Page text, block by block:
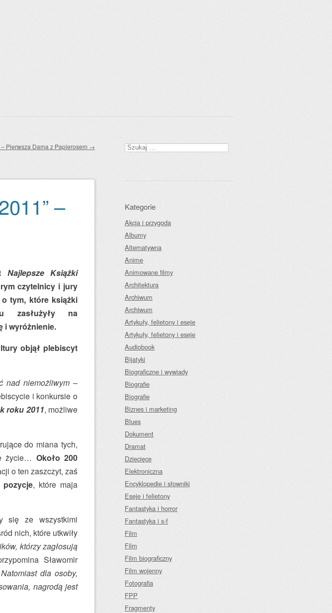
Pierwsza Dama z Papierosem →
–
Najlepsze Książki
czytelnicy i jury
tym, które książki
zasłużyły na
i wyróżnienie.
objął plebiscyt
nad niemożliwym –
i konkursie o
roku 2011, możliwe
do miana tych,
życie… Około 200
o ten zaszczyt, zaś
pozycje, które maja
się ze wszystkimi
nich, które utkwiły
którzy zagłosują
Sławomir
dla osoby,
nagrodą jest
Szukaj:
Kategorie
Akcja i przygoda
Albumy
Alternatywna
Anime
Animowane filmy
Architektura
Archiwum
Archiwum
Artykuły, felietony i eseje
Artykuły, felietony i eseje
Audiobook
Bijatyki
Biograficzne i wywiady
Biografie
Biografie
Biznes i marketing
Blues
Dokument
Dramat
Dziecięce
Elektroniczna
Encyklopedie i słowniki
Eseje i felietony
Fantastyka i horror
Fantastyka i s-f
Film
Film
Film biograficzny
Film wojenny
Fotografia
FPP
Fragmenty